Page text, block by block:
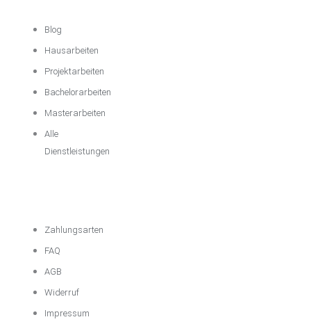
Blog
Hausarbeiten
Projektarbeiten
Bachelorarbeiten
Masterarbeiten
Alle
Dienstleistungen
Zahlungsarten
FAQ
AGB
Widerruf
Impressum